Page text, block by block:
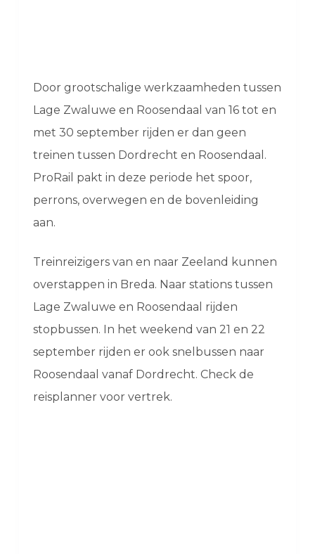
Door grootschalige werkzaamheden tussen
Lage Zwaluwe en Roosendaal van 16 tot en
met 30 september rijden er dan geen
treinen tussen Dordrecht en Roosendaal.
ProRail pakt in deze periode het spoor,
perrons, overwegen en de bovenleiding
aan.
Treinreizigers van en naar Zeeland kunnen
overstappen in Breda. Naar stations tussen
Lage Zwaluwe en Roosendaal rijden
stopbussen. In het weekend van 21 en 22
september rijden er ook snelbussen naar
Roosendaal vanaf Dordrecht. Check de
reisplanner voor vertrek.